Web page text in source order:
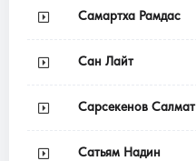
Самартха Рамдас
Сан Лайт
Сарсекенов Салмат
Сатьям Надин